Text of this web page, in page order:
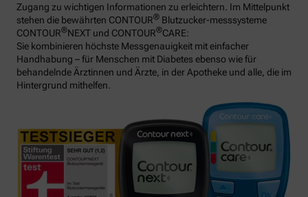
Zugang zu wichtigen Informationen zu erleichtern. Im Mittelpunkt
stehen die bewährten CONTOUR® Blutzucker-messsysteme
CONTOUR®NEXT und CONTOUR®CARE:
Sie kombinieren höchste Messgenauigkeit mit einfacher
Handhabung – für Menschen mit Diabetes ebenso wie für
behandelnde Ärztinnen und Ärzte, in der Apotheke und alle, die im
Hintergrund mithelfen.